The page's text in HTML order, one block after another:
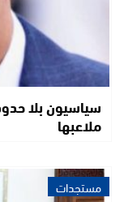
سياسيون بلا
ملاعبها
مستجدات